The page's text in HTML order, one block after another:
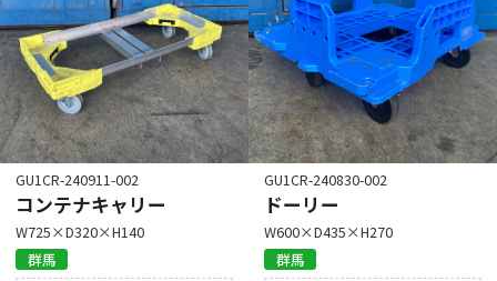
GU1CR-240911-002
コンテナキャリー
W725×D320×H140
群馬
GU1CR-240830-002
ドーリー
W600×D435×H270
群馬